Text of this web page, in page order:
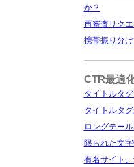
か？
再審査リク
携帯振り分
CTR最適
タイトルタ
タイトルタ
ロングテー
限られた文
有名サイト